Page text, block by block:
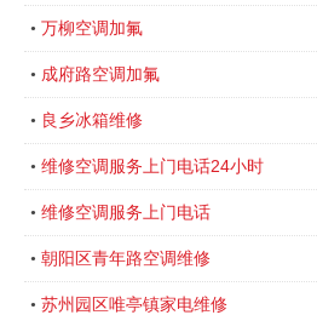
• 万柳空调加氟
• 成府路空调加氟
• 良乡冰箱维修
• 维修空调服务上门电话24小时
• 维修空调服务上门电话
• 朝阳区青年路空调维修
• 苏州园区唯亭镇家电维修